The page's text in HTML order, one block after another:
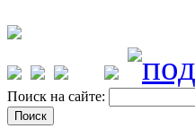
Поиск на сайте: